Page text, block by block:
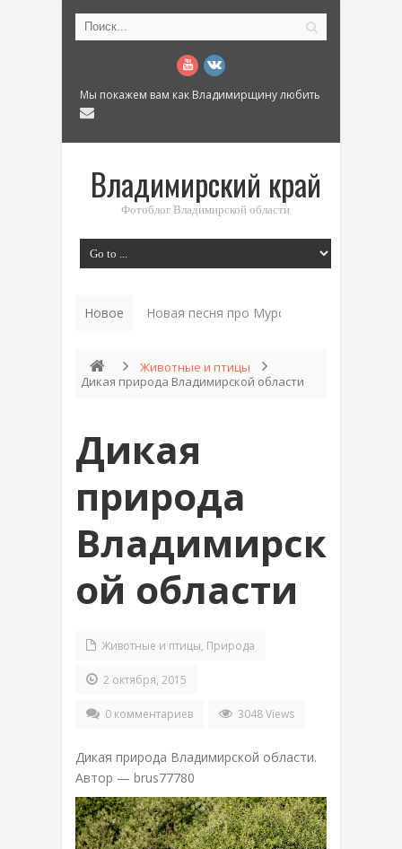
Мы покажем вам как Владимирщину любить
Владимирский край
Фотоблог Владимирской области
Новое Новая песня про Муром: «Былинный
Животные и птицы
Дикая природа Владимирской области
Дикая
природа
Владимирск
ой области
Животные и птицы, Природа
2 октября, 2015
0 комментариев 3048 Views
Дикая природа Владимирской области.
Автор — brus77780